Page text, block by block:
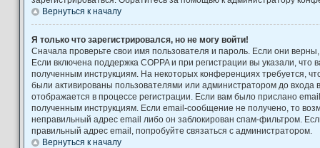
Вернуться к началу
Я только что зарегистрировался, но не могу войти!
Сначала проверьте свои имя пользователя и пароль. Если они
Если включена поддержка COPPA и при регистрации вы указали, что
полученным инструкциям. На некоторых конференциях требуется,
были активированы пользователями или администратором до входа
отображается в процессе регистрации. Если вам было прислано
полученным инструкциям. Если email-сообщение не получено, то
неправильный адрес email либо он заблокирован спам-фильтром.
правильный адрес email, попробуйте связаться с администратором.
Вернуться к началу